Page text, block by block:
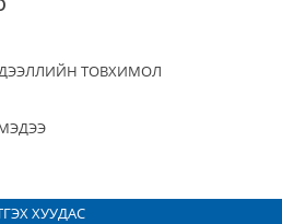
ТОВХИМОЛ
ХУУДАС